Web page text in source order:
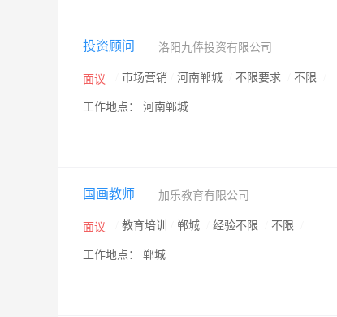
投资顾问 洛阳九俸投资有限公司
面议 市场营销 河南郸城 不限要求 不限
工作地点： 河南郸城
国画教师 加乐教育有限公司
面议 教育培训 郸城 经验不限 不限
工作地点： 郸城